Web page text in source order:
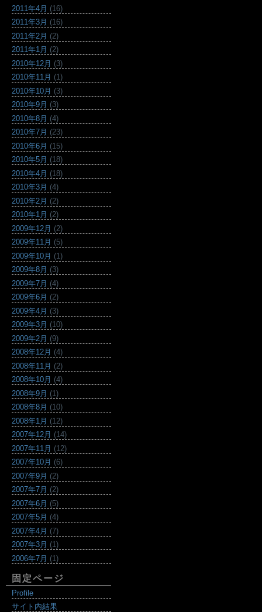
2011年4月 (16)
2011年3月 (16)
2011年2月 (2)
2011年1月 (2)
2010年12月 (3)
2010年11月 (1)
2010年10月 (3)
2010年9月 (3)
2010年8月 (4)
2010年7月 (23)
2010年6月 (15)
2010年5月 (18)
2010年4月 (18)
2010年3月 (4)
2010年2月 (2)
2010年1月 (2)
2009年12月 (2)
2009年11月 (5)
2009年10月 (1)
2009年8月 (3)
2009年7月 (4)
2009年6月 (2)
2009年4月 (3)
2009年3月 (10)
2009年2月 (9)
2008年12月 (4)
2008年11月 (2)
2008年10月 (4)
2008年9月 (1)
2008年8月 (10)
2008年1月 (12)
2007年12月 (14)
2007年11月 (12)
2007年10月 (6)
2007年9月 (2)
2007年7月 (2)
2007年6月 (5)
2007年5月 (4)
2007年4月 (7)
2007年3月 (1)
2006年7月 (1)
固定ページ
Profile
サイト内結果